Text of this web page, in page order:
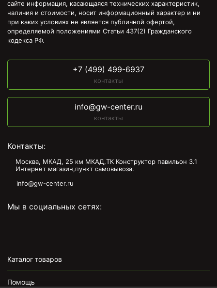
сайте информация, касающаяся технических характеристик,
наличия и стоимости, носит информационный характер и ни
при каких условиях не является публичной офертой,
определяемой положениями Статьи 437(2) Гражданского
кодекса РФ.
+7 (499) 499-6937
контакты
info@gw-center.ru
контакты
Контакты:
Москва, МКАД, 25 км МКАД,ТК Конструктор павильон З.1
Интернет магазин,пункт самовывоза.
info@gw-center.ru
Мы в социальных сетях:
Каталог товаров
Помощь